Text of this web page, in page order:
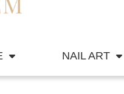
NAIL ART